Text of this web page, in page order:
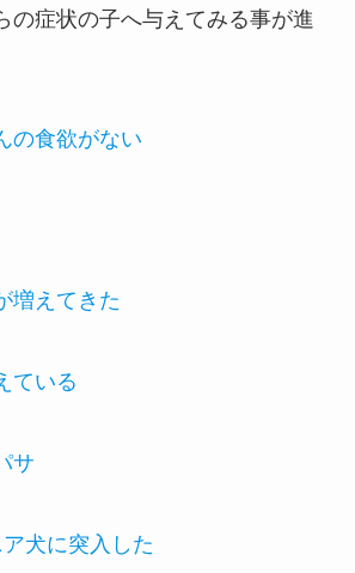
の症状の子へ与えてみる事が進
の食欲がない
増えてきた
ている
サ
犬に突入した